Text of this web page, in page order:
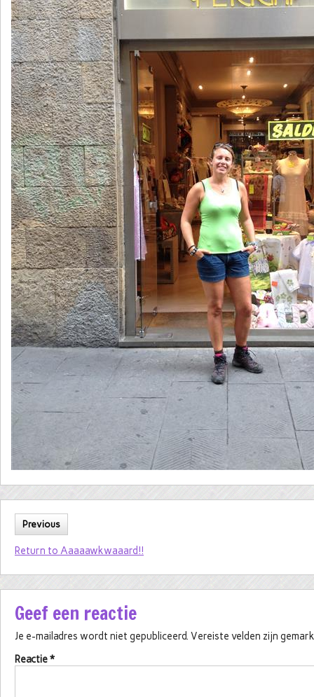
Previous
Return to Aaaaawkwaaard!!
Geef een reactie
Je e-mailadres wordt niet gepubliceerd. Vereiste velden zijn
Reactie*